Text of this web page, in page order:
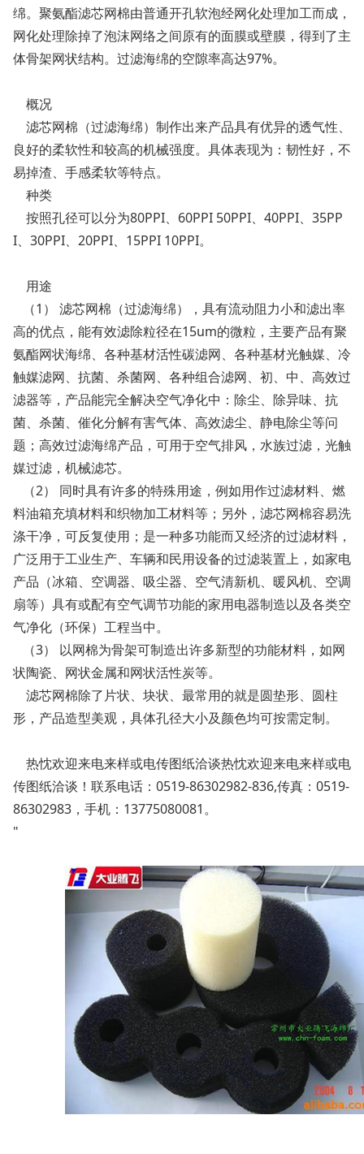
绵。聚氨酯滤芯网棉由普通开孔软泡经网化处理加工而成，
网化处理除掉了泡沫网络之间原有的面膜或壁膜，得到了主
体骨架网状结构。过滤海绵的空隙率高达97%。
概况
滤芯网棉（过滤海绵）制作出来产品具有优异的透气性、
良好的柔软性和较高的机械强度。具体表现为：韧性好，不
易掉渣、手感柔软等特点。
种类
按照孔径可以分为80PPI、60PPI 50PPI、40PPI、35PP
I、30PPI、20PPI、15PPI 10PPI。
用途
（1） 滤芯网棉（过滤海绵），具有流动阻力小和滤出率
高的优点，能有效滤除粒径在15um的微粒，主要产品有聚
氨酯网状海绵、各种基材活性碳滤网、各种基材光触媒、冷
触媒滤网、抗菌、杀菌网、各种组合滤网、初、中、高效过
滤器等，产品能完全解决空气净化中：除尘、除异味、抗
菌、杀菌、催化分解有害气体、高效滤尘、静电除尘等问
题；高效过滤海绵产品，可用于空气排风，水族过滤，光触
媒过滤，机械滤芯。
（2） 同时具有许多的特殊用途，例如用作过滤材料、燃
料油箱充填材料和织物加工材料等；另外，滤芯网棉容易洗
涤干净，可反复使用；是一种多功能而又经济的过滤材料，
广泛用于工业生产、车辆和民用设备的过滤装置上，如家电
产品（冰箱、空调器、吸尘器、空气清新机、暖风机、空调
扇等）具有或配有空气调节功能的家用电器制造以及各类空
气净化（环保）工程当中。
（3） 以网棉为骨架可制造出许多新型的功能材料，如网
状陶瓷、网状金属和网状活性炭等。
滤芯网棉除了片状、块状、最常用的就是圆垫形、圆柱
形，产品造型美观，具体孔径大小及颜色均可按需定制。
热忱欢迎来电来样或电传图纸洽谈热忱欢迎来电来样或电
传图纸洽谈！联系电话：0519-86302982-836,传真：0519-
86302983，手机：13775080081。
"